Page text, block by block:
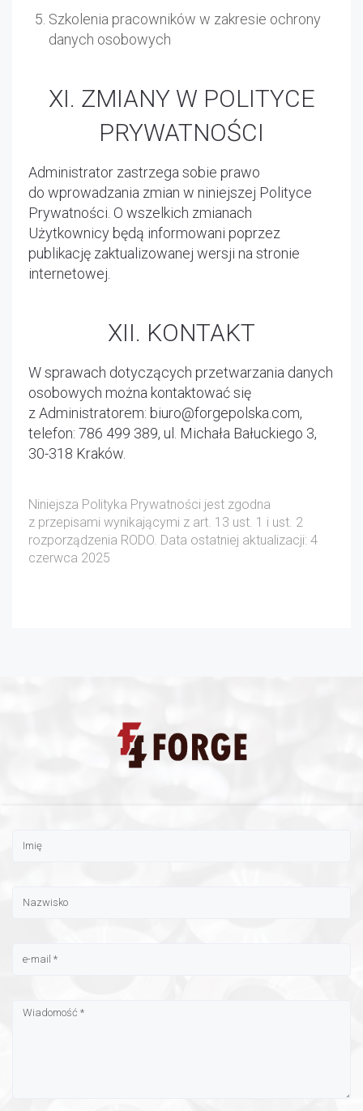
Szkolenia pracowników w zakresie ochrony
danych osobowych
XI. ZMIANY W POLITYCE
PRYWATNOŚCI
Administrator zastrzega sobie prawo
do wprowadzania zmian w niniejszej Polityce
Prywatności. O wszelkich zmianach
Użytkownicy będą informowani poprzez
publikację zaktualizowanej wersji na stronie
internetowej.
XII. KONTAKT
W sprawach dotyczących przetwarzania danych
osobowych można kontaktować się
z Administratorem: biuro@forgepolska.com,
telefon: 786 499 389, ul. Michała Bałuckiego 3,
30-318 Kraków.
Niniejsza Polityka Prywatności jest zgodna
z przepisami wynikającymi z art. 13 ust. 1 i ust. 2
rozporządzenia RODO. Data ostatniej aktualizacji: 4
czerwca 2025